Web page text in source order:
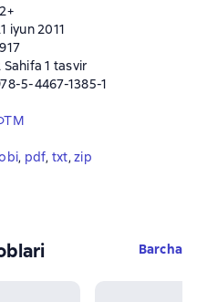
iyun 2011
Sahifa 1 tasvir
5-4467-1385-1
, pdf, txt, zip
Barcha